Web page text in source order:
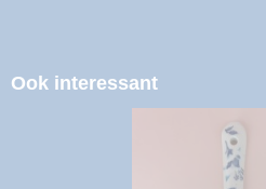
Ook interessant